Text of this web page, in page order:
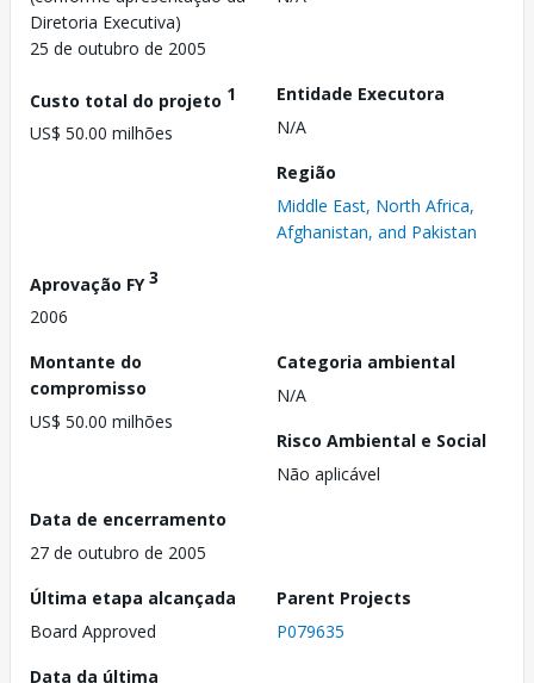
Diretoria Executiva)
25 de outubro de 2005
Custo total do projeto 1
US$ 50.00 milhões
Entidade Executora
N/A
Região
Middle East, North Africa,
Afghanistan, and Pakistan
Aprovação FY3
2006
Montante do
compromisso
US$ 50.00 milhões
Categoria ambiental
N/A
Risco Ambiental e Social
Não aplicável
Data de encerramento
27 de outubro de 2005
Última etapa alcançada
Board Approved
Parent Projects
P079635
Data da última